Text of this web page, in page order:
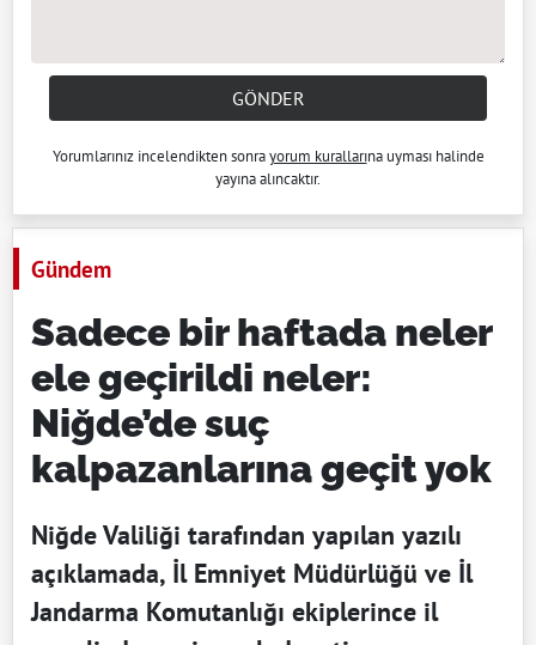
GÖNDER
Yorumlarınız incelendikten sonrayorum kurallarına uyması halinde
yayına alıncaktır.
Gündem
Sadece bir haftada neler
ele geçirildi neler:
Niğde’de suç
kalpazanlarına geçit yok
Niğde Valiliği tarafından yapılan yazılı
açıklamada, İl Emniyet Müdürlüğü ve İl
Jandarma Komutanlığı ekiplerince il